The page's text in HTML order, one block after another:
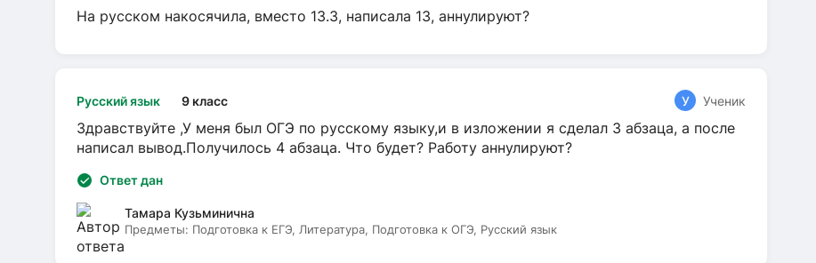
На русском накосячила, вместо 13.3, написала 13, аннулируют?
Русский язык 9 класс У Ученик
Здравствуйте ,У меня был ОГЭ по русскому языку,и в изложении я сделал 3 абзаца, а после
написал вывод.Получилось 4 абзаца. Что будет? Работу аннулируют?
Ответ дан
Тамара Кузьминична
Предметы: Подготовка к ЕГЭ, Литература, Подготовка к ОГЭ, Русский язык